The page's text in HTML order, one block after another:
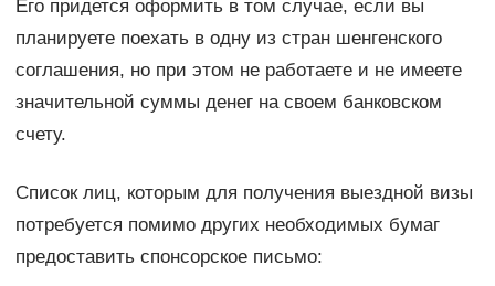
Его придется оформить в том случае, если вы
планируете поехать в одну из стран шенгенского
соглашения, но при этом не работаете и не имеете
значительной суммы денег на своем банковском
счету.
Список лиц, которым для получения выездной визы
потребуется помимо других необходимых бумаг
предоставить спонсорское письмо: